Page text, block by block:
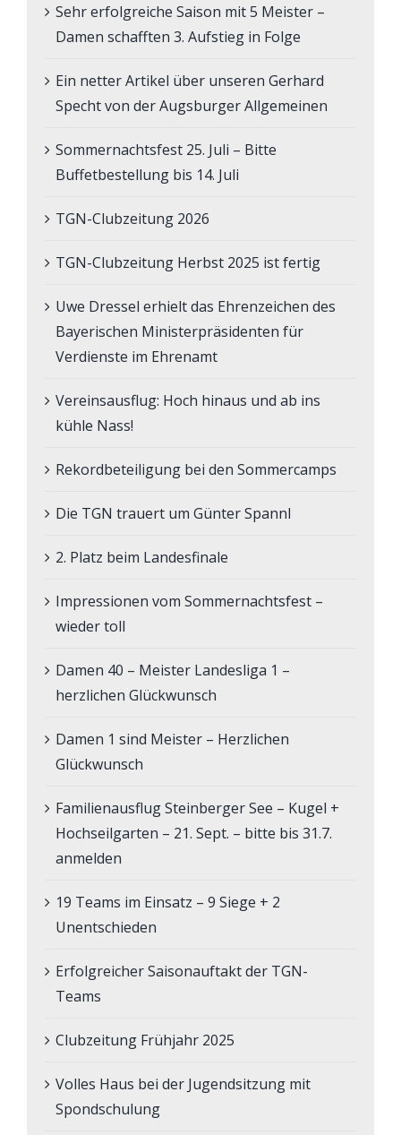
Sehr erfolgreiche Saison mit 5 Meister –
Damen schafften 3. Aufstieg in Folge
Ein netter Artikel über unseren Gerhard
Specht von der Augsburger Allgemeinen
Sommernachtsfest 25. Juli – Bitte
Buffetbestellung bis 14. Juli
TGN-Clubzeitung 2026
TGN-Clubzeitung Herbst 2025 ist fertig
Uwe Dressel erhielt das Ehrenzeichen des
Bayerischen Ministerpräsidenten für
Verdienste im Ehrenamt
Vereinsausflug: Hoch hinaus und ab ins
kühle Nass!
Rekordbeteiligung bei den Sommercamps
Die TGN trauert um Günter Spannl
2. Platz beim Landesfinale
Impressionen vom Sommernachtsfest –
wieder toll
Damen 40 – Meister Landesliga 1 –
herzlichen Glückwunsch
Damen 1 sind Meister – Herzlichen
Glückwunsch
Familienausflug Steinberger See – Kugel +
Hochseilgarten – 21. Sept. – bitte bis 31.7.
anmelden
19 Teams im Einsatz – 9 Siege + 2
Unentschieden
Erfolgreicher Saisonauftakt der TGN-
Teams
Clubzeitung Frühjahr 2025
Volles Haus bei der Jugendsitzung mit
Spondschulung